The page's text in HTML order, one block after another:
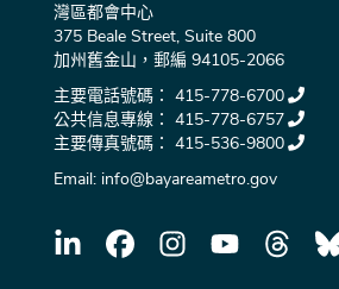
灣區都會中心
375 Beale Street, Suite 800
加州舊金山，郵編 94105-2066
主要電話號碼： 415-778-6700
公共信息專線： 415-778-6757
主要傳真號碼： 415-536-9800
Email: info@bayareametro.gov